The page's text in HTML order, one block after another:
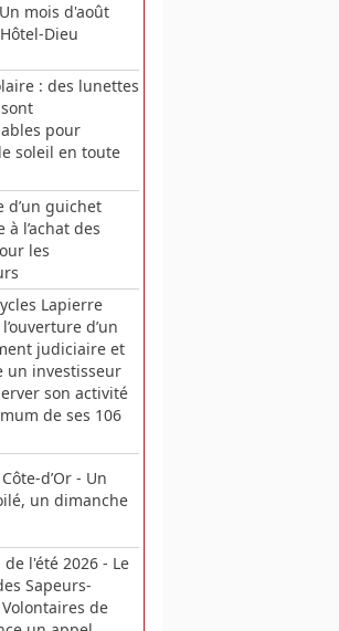
mois d'août
Dieu
: des lunettes
pour
soleil en toute
d’un guichet
à l’achat des
les
Lapierre
d’un
judiciaire et
un investisseur
son activité
de ses 106
d’Or - Un
un dimanche
l'été 2026 - Le
Sapeurs-
de